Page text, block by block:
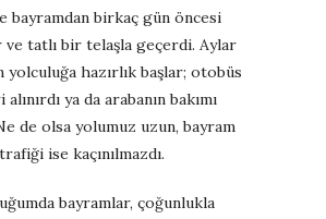
bayramdan birkaç gün öncesi
ve tatlı bir telaşla geçerdi. Aylar
yolculuğa hazırlık başlar; otobüs
ya da arabanın bakımı
de olsa yolumuz uzun, bayram
trafiği ise kaçınılmazdı.
bayramlar, çoğunlukla